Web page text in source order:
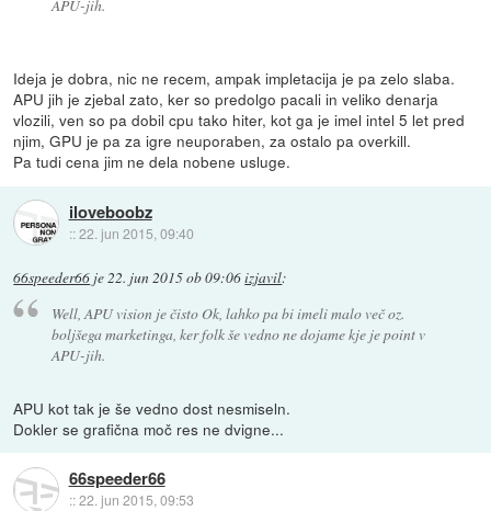
APU-jih.
Ideja je dobra, nic ne recem, ampak impletacija je pa zelo slaba.
APU jih je zjebal zato, ker so predolgo pacali in veliko denarja
vlozili, ven so pa dobil cpu tako hiter, kot ga je imel intel 5 let pred
njim, GPU je pa za igre neuporaben, za ostalo pa overkill.
Pa tudi cena jim ne dela nobene usluge.
iloveboobz
::22. jun 2015, 09:40
66speeder66 je 22. jun 2015 ob 09:06izjavil:
Well, APU vision je čisto Ok, lahko pa bi imeli malo več oz.
boljšega marketinga, ker folk še vedno ne dojame kje je point v
APU-jih.
APU kot tak je še vedno dost nesmiseln.
Dokler se grafična moč res ne dvigne...
66speeder66
::22. jun 2015, 09:53